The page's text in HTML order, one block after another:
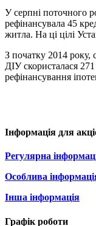
У серпні поточного
рефінансувала 45
житла. На ці цілі
З початку 2014 року,
ДІУ скористалася
рефінансування
Інформація для
Регулярна
Особлива
Інша інформація
Графік роботи